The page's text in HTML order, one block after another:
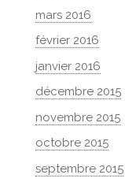
mars 2016
février 2016
janvier 2016
décembre 2015
novembre 2015
octobre 2015
septembre 2015